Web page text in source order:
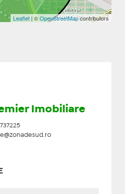
Leaflet | ©OpenStreetMapcontributors
Imobiliare